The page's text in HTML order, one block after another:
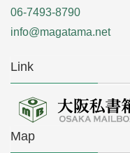
06-7493-8790
info@magatama.net
Link
Map